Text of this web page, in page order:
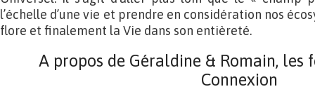
l’échelle d’une vie et prendre en considération nos
flore et finalement la Vie dans son entièreté.
A propos de Géraldine & Romain, les
Connexion